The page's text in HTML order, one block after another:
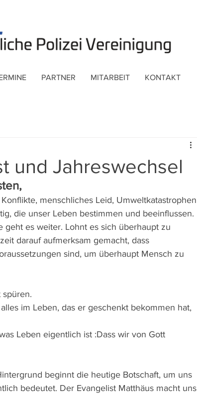
PARTNER MITARBEIT KONTAKT
und Jahreswechsel
menschliches Leid, Umweltkatastrophen
die unser Leben bestimmen und beeinflussen.
es weiter. Lohnt es sich überhaupt zu
darauf aufmerksam gemacht, dass
sind, um überhaupt Mensch zu
spüren.
im Leben, das er geschenkt bekommen hat,
Leben eigentlich ist :Dass wir von Gott
beginnt die heutige Botschaft, um uns
bedeutet. Der Evangelist Matthäus macht uns